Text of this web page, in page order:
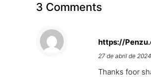
3 Comments
https://
27 de abril de
Thanks foor